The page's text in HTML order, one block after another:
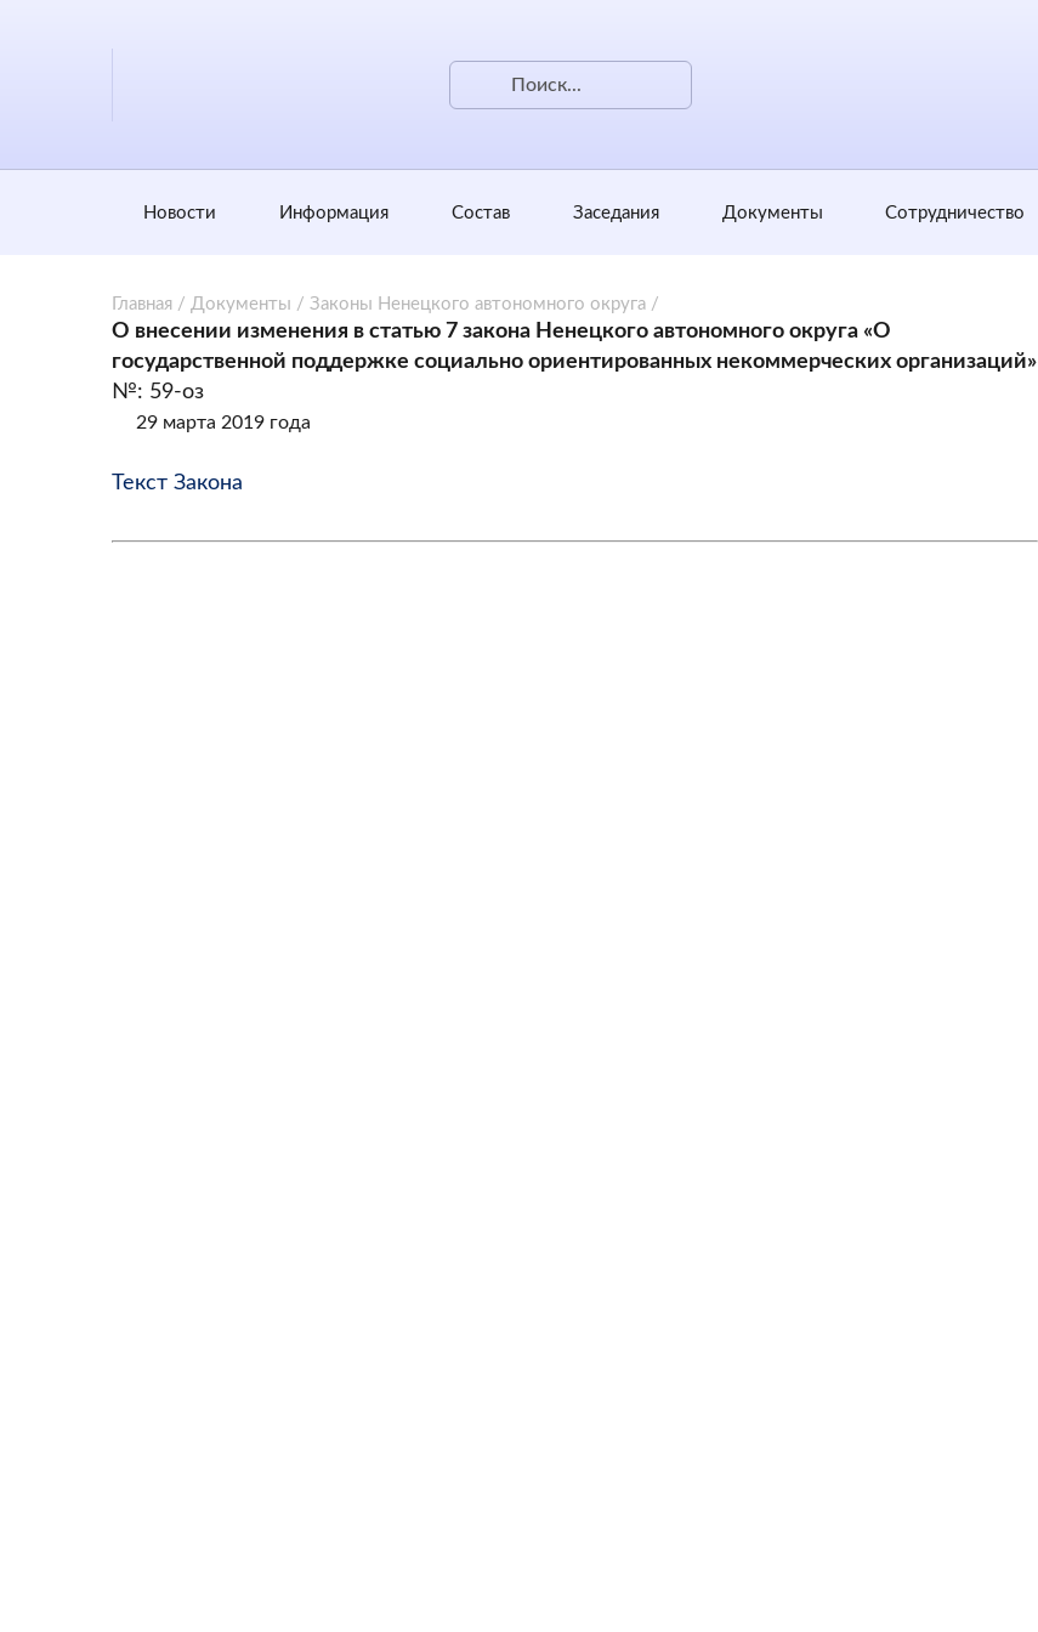
Новости Информация Состав Заседания Документы Сотрудничество
Главная / Документы / Законы Ненецкого автономного округа /
О внесении изменения в статью 7 закона Ненецкого автономного округа «О
государственной поддержке социально ориентированных некоммерческих организаций»
№: 59-оз
29 марта 2019 года
Текст Закона